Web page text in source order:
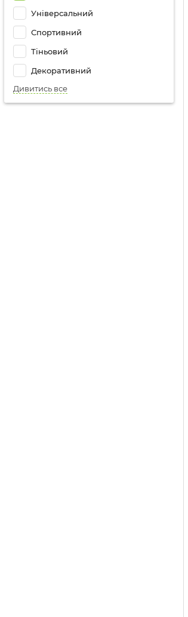
Універсальний
Спортивний
Тіньовий
Декоративний
Дивитись все